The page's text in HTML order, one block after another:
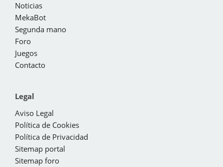
Noticias
MekaBot
Segunda mano
Foro
Juegos
Contacto
Legal
Aviso Legal
Política de Cookies
Política de Privacidad
Sitemap portal
Sitemap foro